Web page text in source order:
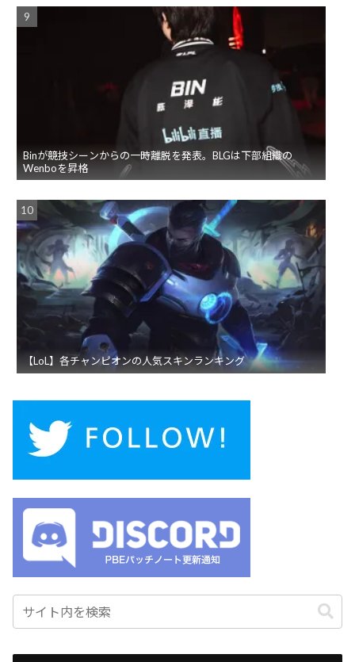
Binが競技シーンからの一時離脱を発表。BLGは下部組織の
Wenboを昇格
【LoL】各チャンピオンの人気スキンランキング